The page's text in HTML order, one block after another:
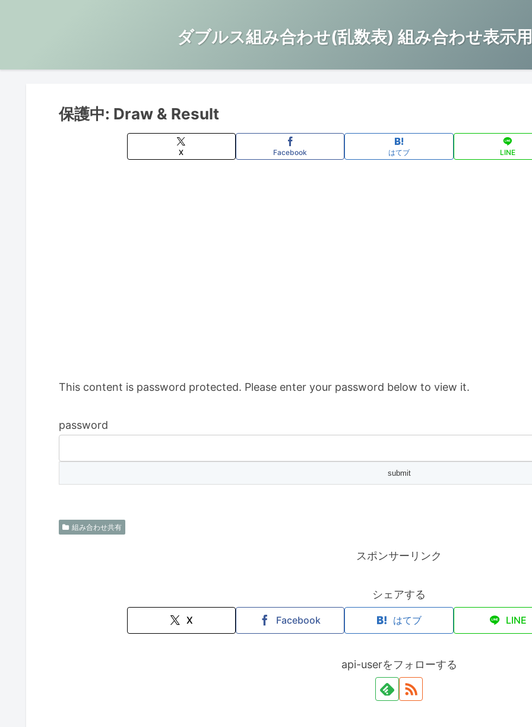
ダブルス組み合わせ(乱数表) 組み合わせ表示
保護中: Draw & Result
X Facebook はてブ LINE
This content is password protected. Please enter your password below to view it.
password
組み合わせ共有
スポンサーリンク
シェアする
X Facebook はてブ LINE
api-userをフォローする